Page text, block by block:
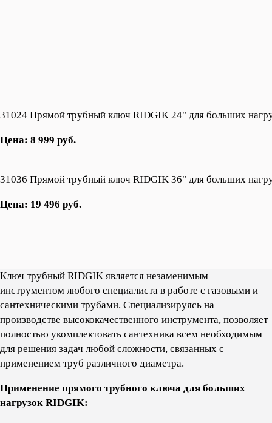
31024 Прямой трубный ключ RIDGIK 24" для больших
Цена: 8 999 руб.
31036 Прямой трубный ключ RIDGIK 36" для больших
Цена: 19 496 руб.
Ключ трубный RIDGIK является незаменимым
инструментом любого специалиста в работе с газовыми и
сантехническими трубами. Cпециализируясь на
производстве высококачественного инструмента, позволяет
полностью укомплектовать сантехника всем необходимым
для решения задач любой сложности, связанных с
применением труб различного диаметра.
Применение прямого трубного ключа для больших
нагрузок RIDGIK: